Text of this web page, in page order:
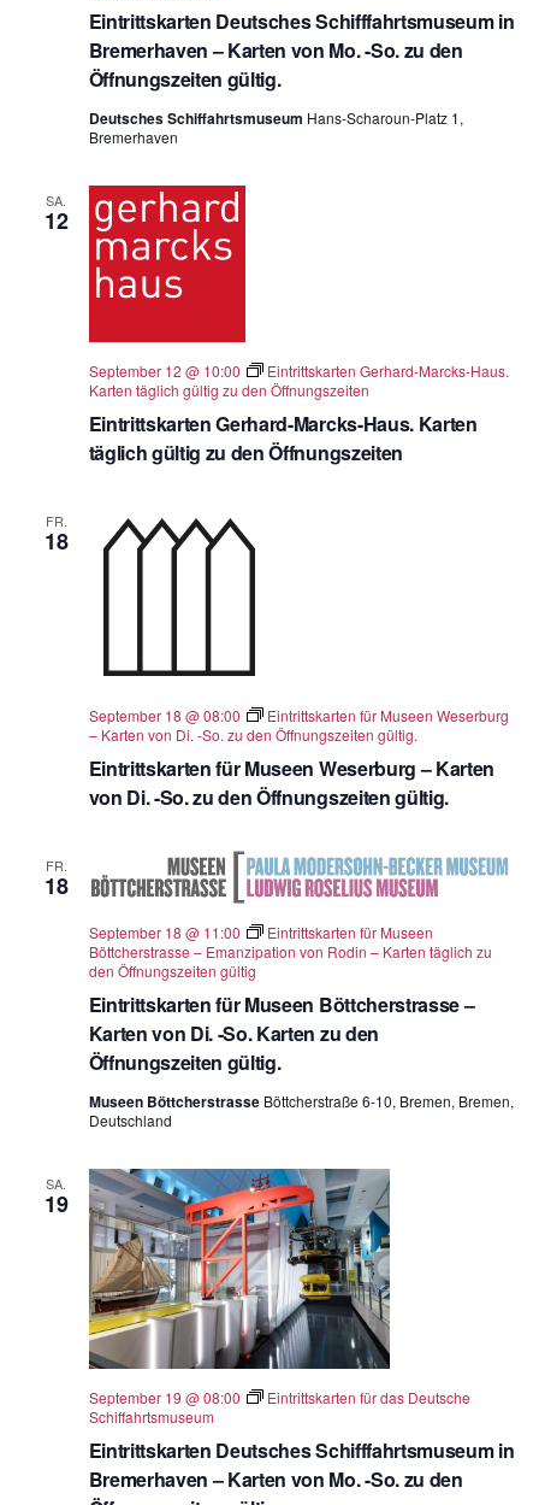
Eintrittskarten Deutsches Schifffahrtsmuseum in
Bremerhaven – Karten von Mo. -So. zu den
Öffnungszeiten gültig.
Deutsches Schiffahrtsmuseum Hans-Scharoun-Platz 1,
Bremerhaven
SA.
12
Eintrittskarten Gerhard-Marcks-Haus. Karten
täglich gültig zu den Öffnungszeiten
September 12 @ 10:00
Eintrittskarten Gerhard-Marcks-Haus.
Karten täglich gültig zu den Öffnungszeiten
FR.
18
Eintrittskarten für Museen Weserburg – Karten
von Di. -So. zu den Öffnungszeiten gültig.
September 18 @ 08:00
Eintrittskarten für Museen Weserburg
– Karten von Di. -So. zu den Öffnungszeiten gültig.
FR.
18
Eintrittskarten für Museen Böttcherstrasse –
Karten von Di. -So. Karten zu den
Öffnungszeiten gültig.
September 18 @ 11:00
Eintrittskarten für Museen
Böttcherstrasse – Emanzipation von Rodin – Karten täglich zu
den Öffnungszeiten gültig
Museen Böttcherstrasse Böttcherstraße 6-10, Bremen, Bremen,
Deutschland
SA.
19
Eintrittskarten Deutsches Schifffahrtsmuseum in
Bremerhaven – Karten von Mo. -So. zu den
September 19 @ 08:00
Eintrittskarten für das Deutsche
Schiffahrtsmuseum